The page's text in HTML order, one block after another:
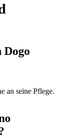
an seine Pflege.